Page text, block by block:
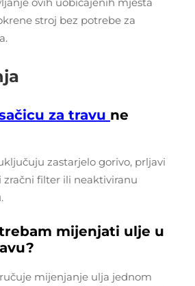
stroj bez potrebe za
za travu ne
zastarjelo gorivo, prljavi
zračni filter ili neaktiviranu
mijenjati ulje u
mijenjanje ulja jednom